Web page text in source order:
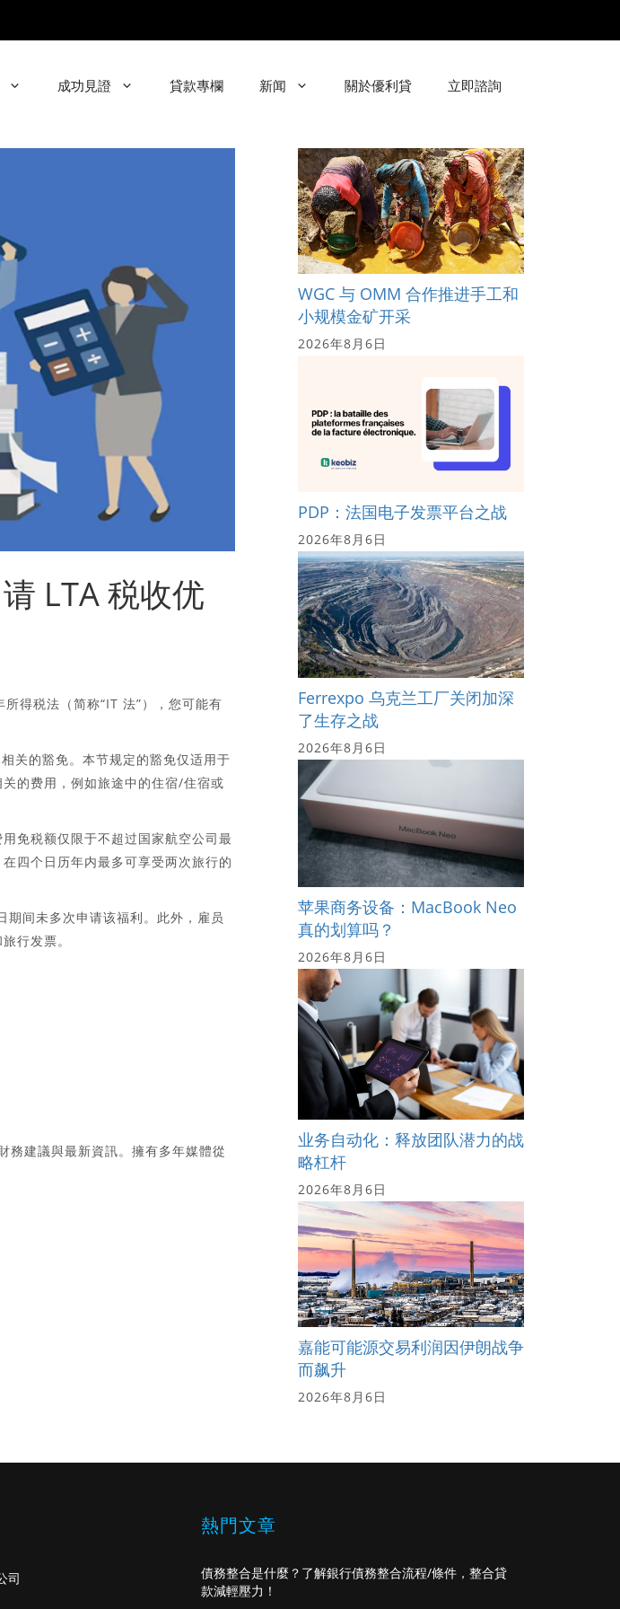
成功見證 貸款專欄 新闻 關於優利貸 立即諮詢
LTA 税收优
得税法（简称“IT 法”），您可能有
关的豁免。本节规定的豁免仅适用于
的费用，例如旅途中的住宿/住宿或
免税额仅限于不超过国家航空公司最
四个日历年内最多可享受两次旅行的
间未多次申请该福利。此外，雇员
行发票。
務建議與最新資訊。擁有多年媒體從
WGC 与 OMM 合作推进手工和
小规模金矿开采
2026年8月6日
PDP：法国电子发票平台之战
2026年8月6日
Ferrexpo 乌克兰工厂关闭加深
了生存之战
2026年8月6日
苹果商务设备：MacBook Neo
真的划算吗？
2026年8月6日
业务自动化：释放团队潜力的战
略杠杆
2026年8月6日
嘉能可能源交易利润因伊朗战争
而飙升
2026年8月6日
司
熱門文章
債務整合是什麼？了解銀行債務整合流程/條件，整合貸
款減輕壓力！